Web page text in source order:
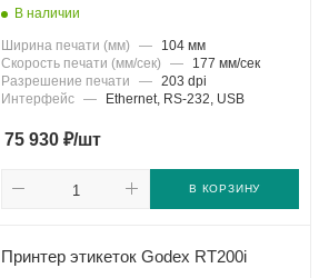
В наличии
Ширина печати (мм) —
104 мм
Скорость печати (мм/сек)
—
177 мм/сек
Разрешение печати
— 203 dpi
Интерфейс — Ethernet, RS-232, USB
75 930 ₽/шт
В КОРЗИНУ
Принтер этикеток Godex RT200i